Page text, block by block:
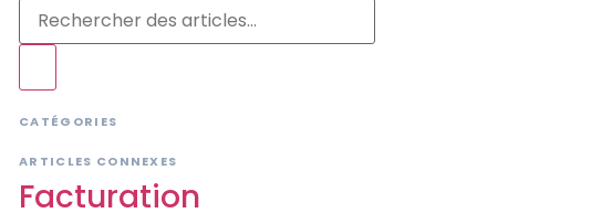
CATÉGORIES
ARTICLES CONNEXES
Facturation